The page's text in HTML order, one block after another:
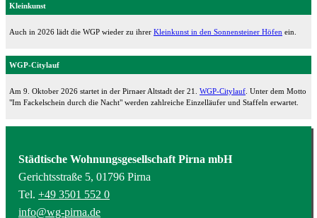
Kleinkunst
Auch in 2026 lädt die WGP wieder zu ihrer Kleinkunst in den Sonnensteiner Höfen ein.
WGP-Citylauf
Am 9. Oktober 2026 startet in der Pirnaer Altstadt der 21. WGP-Citylauf . Unter dem Motto
"Im Fackelschein durch die Nacht" werden zahlreiche Einzelläufer und Staffeln erwartet.
Städtische Wohnungsgesellschaft Pirna mbH
Gerichtsstraße 5, 01796 Pirna
Tel. +49 3501 552 0
info@wg-pirna.de